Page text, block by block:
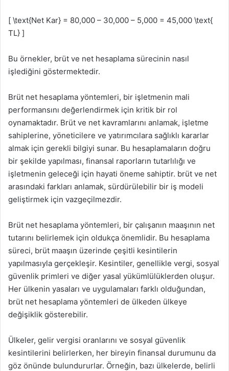
[ \text{Net Kar} = 80,000 – 30,000 – 5,000 = 45,000 \text{
TL} ]
Bu örnekler, brüt ve net hesaplama sürecinin nasıl
işlediğini göstermektedir.
Brüt net hesaplama yöntemleri, bir işletmenin mali
performansını değerlendirmek için kritik bir rol
oynamaktadır. Brüt ve net kavramlarını anlamak, işletme
sahiplerine, yöneticilere ve yatırımcılara sağlıklı kararlar
almak için gerekli bilgiyi sunar. Bu hesaplamaların doğru
bir şekilde yapılması, finansal raporların tutarlılığı ve
işletmenin geleceği için hayati öneme sahiptir. brüt ve net
arasındaki farkları anlamak, sürdürülebilir bir iş modeli
geliştirmek için vazgeçilmezdir.
Brüt net hesaplama yöntemleri, bir çalışanın maaşının net
tutarını belirlemek için oldukça önemlidir. Bu hesaplama
süreci, brüt maaşın üzerinde çeşitli kesintilerin
yapılmasıyla gerçekleşir. Kesintiler, genellikle vergi, sosyal
güvenlik primleri ve diğer yasal yükümlülüklerden oluşur.
Her ülkenin yasaları ve uygulamaları farklı olduğundan,
brüt net hesaplama yöntemleri de ülkeden ülkeye
değişiklik gösterebilir.
Ülkeler, gelir vergisi oranlarını ve sosyal güvenlik
kesintilerini belirlerken, her bireyin finansal durumunu da
göz önünde bulundururlar. Örneğin, bazı ülkelerde, belirli